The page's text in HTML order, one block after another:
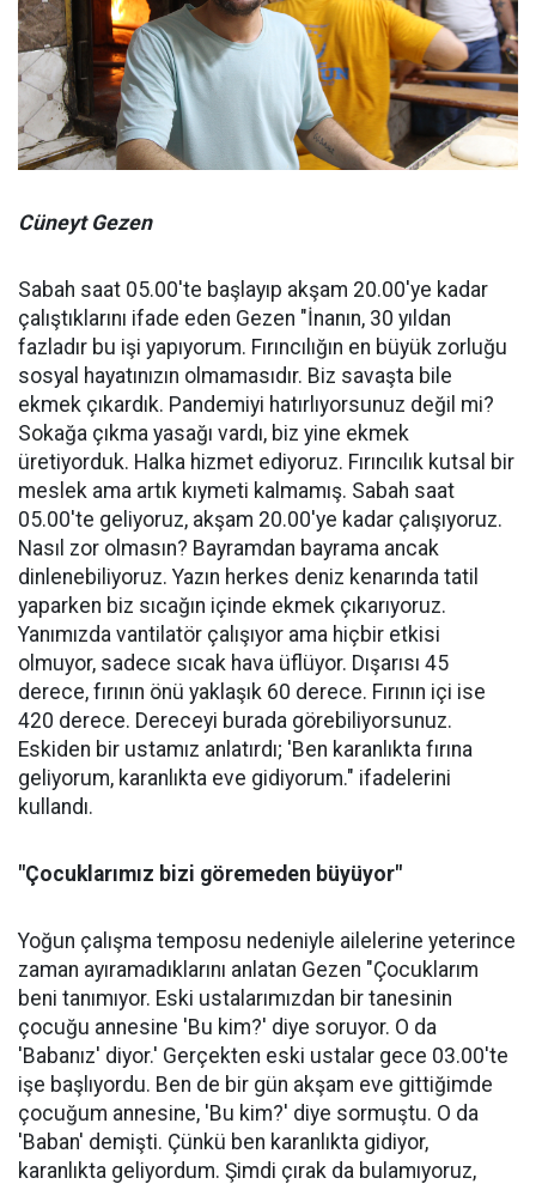
Cüneyt Gezen
Sabah saat 05.00'te başlayıp akşam 20.00'ye kadar
çalıştıklarını ifade eden Gezen "İnanın, 30 yıldan
fazladır bu işi yapıyorum. Fırıncılığın en büyük zorluğu
sosyal hayatınızın olmamasıdır. Biz savaşta bile
ekmek çıkardık. Pandemiyi hatırlıyorsunuz değil mi?
Sokağa çıkma yasağı vardı, biz yine ekmek
üretiyorduk. Halka hizmet ediyoruz. Fırıncılık kutsal bir
meslek ama artık kıymeti kalmamış. Sabah saat
05.00'te geliyoruz, akşam 20.00'ye kadar çalışıyoruz.
Nasıl zor olmasın? Bayramdan bayrama ancak
dinlenebiliyoruz. Yazın herkes deniz kenarında tatil
yaparken biz sıcağın içinde ekmek çıkarıyoruz.
Yanımızda vantilatör çalışıyor ama hiçbir etkisi
olmuyor, sadece sıcak hava üflüyor. Dışarısı 45
derece, fırının önü yaklaşık 60 derece. Fırının içi ise
420 derece. Dereceyi burada görebiliyorsunuz.
Eskiden bir ustamız anlatırdı; 'Ben karanlıkta fırına
geliyorum, karanlıkta eve gidiyorum." ifadelerini
kullandı.
"Çocuklarımız bizi göremeden büyüyor"
Yoğun çalışma temposu nedeniyle ailelerine yeterince
zaman ayıramadıklarını anlatan Gezen "Çocuklarım
beni tanımıyor. Eski ustalarımızdan bir tanesinin
çocuğu annesine 'Bu kim?' diye soruyor. O da
'Babanız' diyor.' Gerçekten eski ustalar gece 03.00'te
işe başlıyordu. Ben de bir gün akşam eve gittiğimde
çocuğum annesine, 'Bu kim?' diye sormuştu. O da
'Baban' demişti. Çünkü ben karanlıkta gidiyor,
karanlıkta geliyordum. Şimdi çırak da bulamıyoruz,